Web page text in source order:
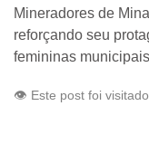
Mineradores de
reforçando seu
femininas
👁️ Este post foi visitado